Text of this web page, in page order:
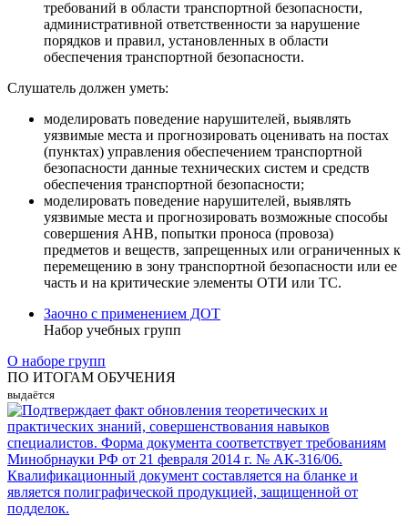
требований в области транспортной безопасности,
административной ответственности за нарушение
порядков и правил, установленных в области
обеспечения транспортной безопасности.
Слушатель должен уметь:
моделировать поведение нарушителей, выявлять
уязвимые места и прогнозировать оценивать на постах
(пунктах) управления обеспечением транспортной
безопасности данные технических систем и средств
обеспечения транспортной безопасности;
моделировать поведение нарушителей, выявлять
уязвимые места и прогнозировать возможные способы
совершения АНВ, попытки проноса (провоза)
предметов и веществ, запрещенных или ограниченных к
перемещению в зону транспортной безопасности или ее
часть и на критические элементы ОТИ или ТС.
Заочно с применением ДОТ
Набор учебных групп
О наборе групп
ПО ИТОГАМ ОБУЧЕНИЯ
выдаётся